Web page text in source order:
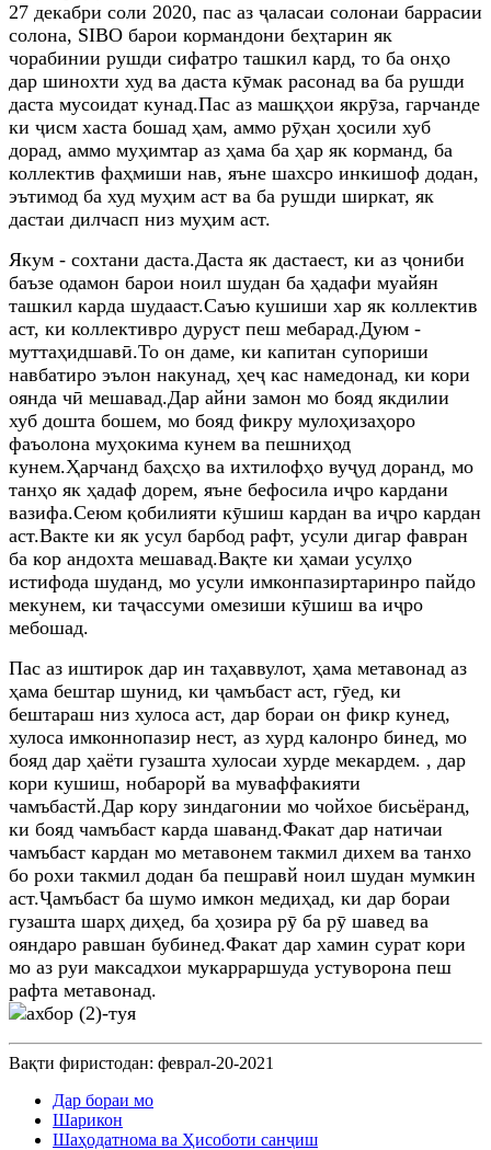
27 декабри соли 2020, пас аз ҷаласаи солонаи баррасии
солона, SIBO барои кормандони беҳтарин як
чорабинии рушди сифатро ташкил кард, то ба онҳо
дар шинохти худ ва даста кӯмак расонад ва ба рушди
даста мусоидат кунад.Пас аз машқҳои якрӯза, гарчанде
ки ҷисм хаста бошад ҳам, аммо рӯҳан ҳосили хуб
дорад, аммо муҳимтар аз ҳама ба ҳар як корманд, ба
коллектив фаҳмиши нав, яъне шахсро инкишоф додан,
эътимод ба худ муҳим аст ва ба рушди ширкат, як
дастаи дилчасп низ муҳим аст.
Якум - сохтани даста.Даста як дастаест, ки аз ҷониби
баъзе одамон барои ноил шудан ба ҳадафи муайян
ташкил карда шудааст.Саъю кушиши хар як коллектив
аст, ки коллективро дуруст пеш мебарад.Дуюм -
муттаҳидшавӣ.То он даме, ки капитан супориши
навбатиро эълон накунад, ҳеҷ кас намедонад, ки кори
оянда чӣ мешавад.Дар айни замон мо бояд якдилии
хуб дошта бошем, мо бояд фикру мулоҳизаҳоро
фаъолона муҳокима кунем ва пешниҳод
кунем.Ҳарчанд баҳсҳо ва ихтилофҳо вуҷуд доранд, мо
танҳо як ҳадаф дорем, яъне бефосила иҷро кардани
вазифа.Сеюм қобилияти кӯшиш кардан ва иҷро кардан
аст.Вакте ки як усул барбод рафт, усули дигар фавран
ба кор андохта мешавад.Вақте ки ҳамаи усулҳо
истифода шуданд, мо усули имконпазиртаринро пайдо
мекунем, ки таҷассуми омезиши кӯшиш ва иҷро
мебошад.
Пас аз иштирок дар ин таҳаввулот, ҳама метавонад аз
ҳама бештар шунид, ки ҷамъбаст аст, гӯед, ки
бештараш низ хулоса аст, дар бораи он фикр кунед,
хулоса имконнопазир нест, аз хурд калонро бинед, мо
бояд дар ҳаёти гузашта хулосаи хурде мекардем. , дар
кори кушиш, нобарорй ва муваффакияти
чамъбастй.Дар кору зиндагонии мо чойхое бисьёранд,
ки бояд чамъбаст карда шаванд.Факат дар натичаи
чамъбаст кардан мо метавонем такмил дихем ва танхо
бо рохи такмил додан ба пешравй ноил шудан мумкин
аст.Ҷамъбаст ба шумо имкон медиҳад, ки дар бораи
гузашта шарҳ диҳед, ба ҳозира рӯ ба рӯ шавед ва
ояндаро равшан бубинед.Факат дар хамин сурат кори
мо аз руи максадхои мукарраршуда устуворона пеш
рафта метавонад.
Вақти фиристодан: феврал-20-2021
Дар бораи мо
Шарикон
Шаҳодатнома ва Ҳисоботи санҷиш